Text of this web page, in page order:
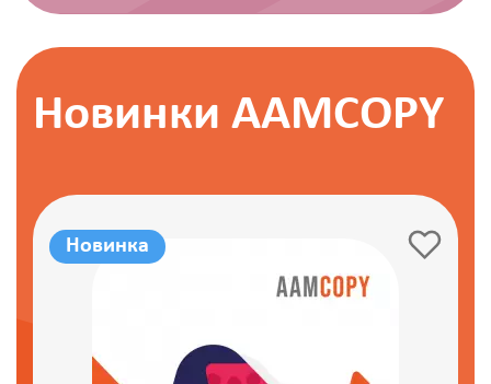
Новинки AAMCOPY
Новинка